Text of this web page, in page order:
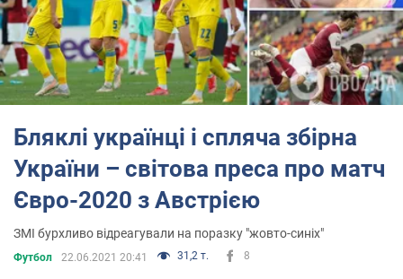
Бляклі українці і спляча збірна
України – світова преса про матч
Євро-2020 з Австрією
ЗМІ бурхливо відреагували на поразку "жовто-синіх"
Футбол 22.06.2021 20:41 31,2 т. 8